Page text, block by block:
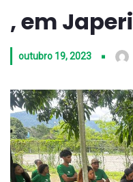
, em Japeri
outubro 19, 2023